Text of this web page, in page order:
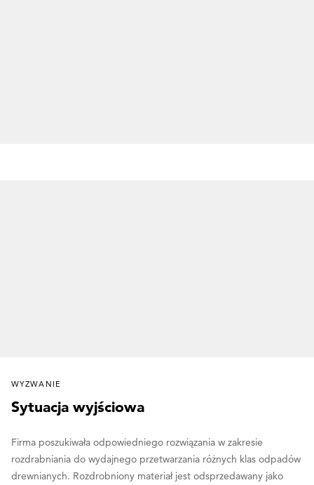
WYZWANIE
Sytuacja wyjściowa
Firma poszukiwała odpowiedniego rozwiązania w zakresie
rozdrabniania do wydajnego przetwarzania różnych klas odpadów
drewnianych. Rozdrobniony materiał jest odsprzedawany jako